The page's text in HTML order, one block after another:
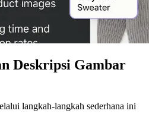
Deskripsi Gambar
langkah-langkah sederhana ini